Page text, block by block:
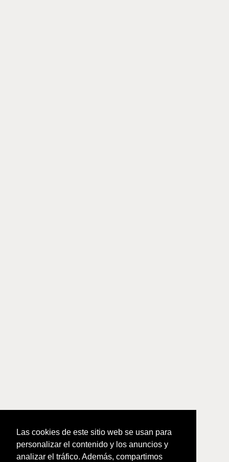
Las cookies de este sitio web se usan para
personalizar el contenido y los anuncios y
analizar el tráfico. Además, compartimos